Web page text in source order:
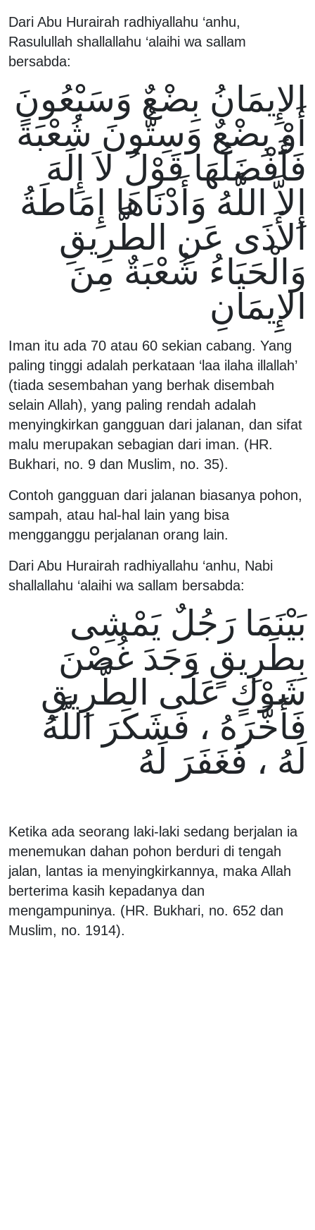
Dari Abu Hurairah radhiyallahu ‘anhu,
Rasulullah shallallahu ‘alaihi wa sallam
bersabda:
الإِيمَانُ بِضْعٌ وَسَبْعُونَ
أَوْ بِضْعٌ وَسِتُّونَ شُعْبَةً
فَأَفْضَلُهَا قَوْلُ لاَ إِلَهَ
إِلاَّ اللَّهُ وَأَدْنَاهَا إِمَاطَةُ
الأَذَى عَنِ الطَّرِيقِ
وَالْحَيَاءُ شُعْبَةٌ مِنَ
الإِيمَانِ
Iman itu ada 70 atau 60 sekian cabang. Yang
paling tinggi adalah perkataan ‘laa ilaha illallah’
(tiada sesembahan yang berhak disembah
selain Allah), yang paling rendah adalah
menyingkirkan gangguan dari jalanan, dan sifat
malu merupakan sebagian dari iman. (HR.
Bukhari, no. 9 dan Muslim, no. 35).
Contoh gangguan dari jalanan biasanya pohon,
sampah, atau hal-hal lain yang bisa
mengganggu perjalanan orang lain.
Dari Abu Hurairah radhiyallahu ‘anhu, Nabi
shallallahu ‘alaihi wa sallam bersabda:
بَيْنَمَا رَجُلٌ يَمْشِى
بِطَرِيقٍ وَجَدَ غُصْنَ
شَوْكٍ عَلَى الطَّرِيقِ
فَأَخَّرَهُ ، فَشَكَرَ اللَّهُ
لَهُ ، فَغَفَرَ لَهُ
Ketika ada seorang laki-laki sedang berjalan ia
menemukan dahan pohon berduri di tengah
jalan, lantas ia menyingkirkannya, maka Allah
berterima kasih kepadanya dan
mengampuninya. (HR. Bukhari, no. 652 dan
Muslim, no. 1914).